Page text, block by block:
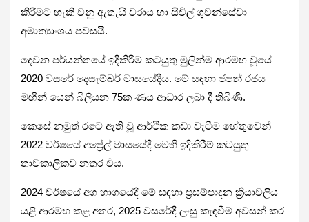
කිරීමට හැකි වනු ඇතැයි වරාය හා සිවිල් ගුවන්සේවා
අමාත්‍යාංශය පවසයි.
දෙවන පර්යන්තයේ ඉදිකිරීම් කටයුතු මුලින්ම ආරම්භ වූයේ
2020 වසරේ දෙසැම්බර් මාසයේදීය. මේ සඳහා ජපන් රජය
මඟින් යෙන් බිලියන 75ක ණය ආධාර ලබා දී තිබිණි.
කෙසේ නමුත් රටේ ඇති වූ ආර්ථික කඩා වැටීම හේතුවෙන්
2022 වර්ෂයේ අප්‍රේල් මාසයේදී මෙහි ඉදිකිරීම් කටයුතු
තාවකාලිකව නතර විය.
2024 වර්ෂයේ අග භාගයේදී මේ සඳහා ප්‍රසම්පාදන ක්‍රියාවලිය
යළි ආරම්භ කළ අතර, 2025 වසරේදී ලංසු කැඳවීම් අවසන් කර